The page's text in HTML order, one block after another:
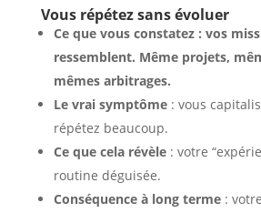
Vous répétez sans évoluer
Ce que vous constatez : vos
ressemblent. Même projets,
mêmes arbitrages.
Le vrai symptôme: vous
répétez beaucoup.
Ce que cela révèle: votre
routine déguisée.
Conséquence à long terme: